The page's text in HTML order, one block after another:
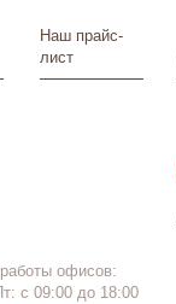
Наш прайс-
лист
офисов:
с 09:00 до 18:00